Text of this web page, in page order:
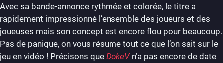
Avec sa bande-annonce rythmée et colorée, le titre a
rapidement impressionné l’ensemble des joueurs et des
joueuses mais son concept est encore flou pour beaucoup.
Pas de panique, on vous résume tout ce que l’on sait sur le
jeu en vidéo ! Précisons que DokeVn’a pas encore de date